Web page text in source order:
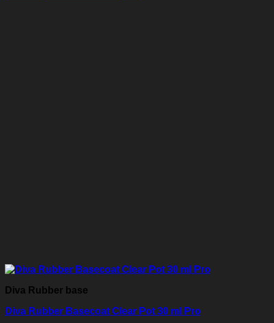
Diva Rubber base
Diva Rubber Basecoat Clear Pot 30 ml Pro